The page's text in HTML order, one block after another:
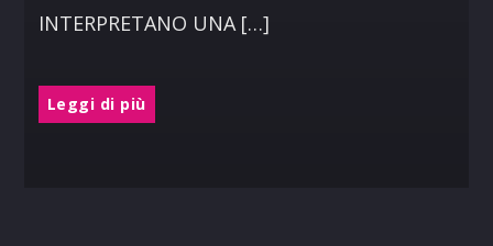
INTERPRETANO UNA […]
Leggi di più